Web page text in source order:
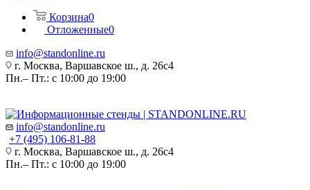
Корзина0
Отложенные0
info@standonline.ru
г. Москва, Варшавское ш., д. 26с4
Пн.– Пт.: с 10:00 до 19:00
info@standonline.ru
+7 (495) 106-81-88
г. Москва, Варшавское ш., д. 26с4
Пн.– Пт.: с 10:00 до 19:00